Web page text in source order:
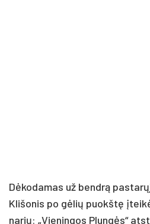
Dėkodamas už bendrą
Klišonis po gėlių puokštę
narių: „Vieningos Plungės“